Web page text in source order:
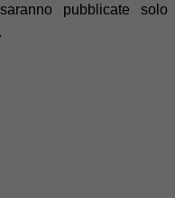
pubblicate solo